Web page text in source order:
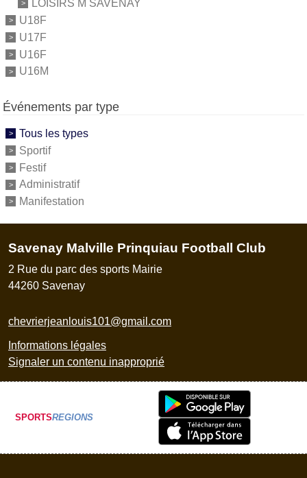
LOISIRS M SAVENAY
U18F
U17F
U16F
U16M
Événements par type
Tous les types
Sportif
Festif
Administratif
Manifestation
Savenay Malville Prinquiau Football Club
2 Rue du parc des sports Mairie
44260 Savenay
chevrierjeanlouis101@gmail.com
Informations légales
Signaler un contenu inapproprié
SPORTSREGIONS